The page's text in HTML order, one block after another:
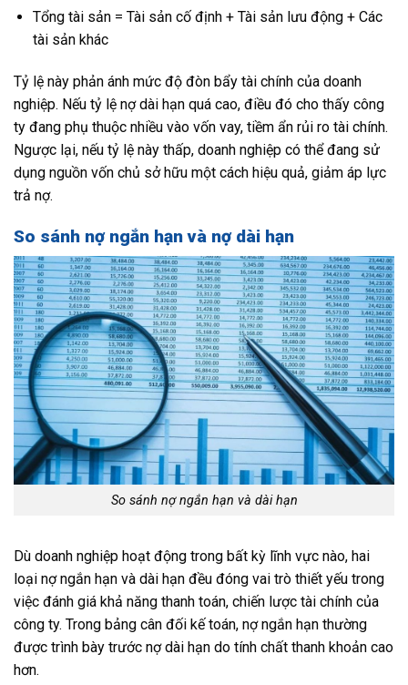
Tổng tài sản = Tài sản cố định + Tài sản lưu động + Các
tài sản khác
Tỷ lệ này phản ánh mức độ đòn bẩy tài chính của doanh
nghiệp. Nếu tỷ lệ nợ dài hạn quá cao, điều đó cho thấy công
ty đang phụ thuộc nhiều vào vốn vay, tiềm ẩn rủi ro tài chính.
Ngược lại, nếu tỷ lệ này thấp, doanh nghiệp có thể đang sử
dụng nguồn vốn chủ sở hữu một cách hiệu quả, giảm áp lực
trả nợ.
So sánh nợ ngắn hạn và nợ dài hạn
So sánh nợ ngắn hạn và dài hạn
Dù doanh nghiệp hoạt động trong bất kỳ lĩnh vực nào, hai
loại nợ ngắn hạn và dài hạn đều đóng vai trò thiết yếu trong
việc đánh giá khả năng thanh toán, chiến lược tài chính của
công ty. Trong bảng cân đối kế toán, nợ ngắn hạn thường
được trình bày trước nợ dài hạn do tính chất thanh khoản cao
hơn.